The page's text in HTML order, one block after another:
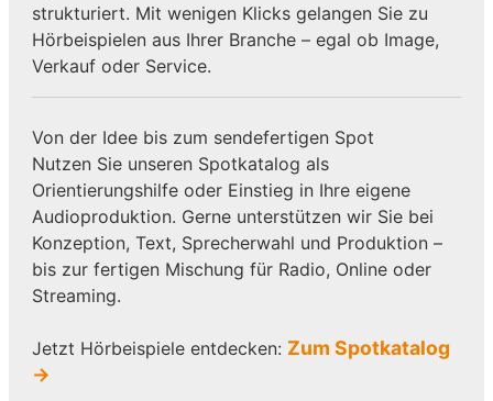
strukturiert. Mit wenigen Klicks gelangen Sie zu
Hörbeispielen aus Ihrer Branche – egal ob Image,
Verkauf oder Service.
Von der Idee bis zum sendefertigen Spot
Nutzen Sie unseren Spotkatalog als
Orientierungshilfe oder Einstieg in Ihre eigene
Audioproduktion. Gerne unterstützen wir Sie bei
Konzeption, Text, Sprecherwahl und Produktion –
bis zur fertigen Mischung für Radio, Online oder
Streaming.
Jetzt Hörbeispiele entdecken: Zum Spotkatalog
→